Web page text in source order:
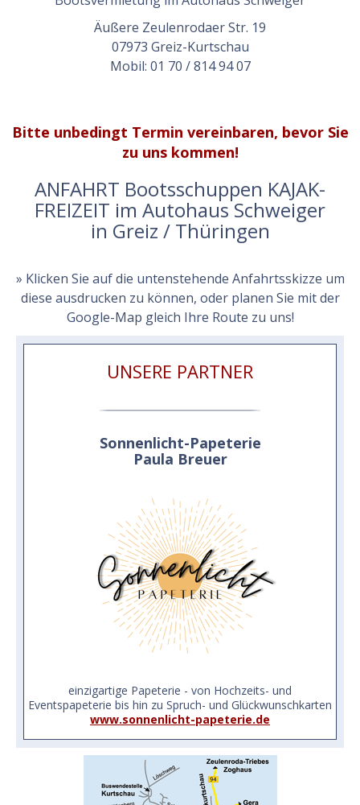
Äußere Zeulenrodaer Str. 19
07973 Greiz-Kurtschau
Mobil: 01 70 / 814 94 07
Bitte unbedingt Termin vereinbaren, bevor Sie
zu uns kommen!
ANFAHRT Bootsschuppen KAJAK-
FREIZEIT im Autohaus Schweiger
in Greiz / Thüringen
» Klicken Sie auf die untenstehende Anfahrtsskizze um
diese ausdrucken zu können, oder planen Sie mit der
Google-Map gleich Ihre Route zu uns!
UNSERE PARTNER
Sonnenlicht-Papeterie
Paula Breuer
einzigartige Papeterie - von Hochzeits- und
Eventspapeterie bis hin zu Spruch- und Glückwunschkarten
www.sonnenlicht-papeterie.de